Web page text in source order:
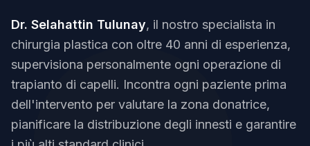
Dr. Selahattin Tulunay, il nostro specialista in
chirurgia plastica con oltre 40 anni di esperienza,
supervisiona personalmente ogni operazione di
trapianto di capelli. Incontra ogni paziente prima
dell'intervento per valutare la zona donatrice,
pianificare la distribuzione degli innesti e garantire